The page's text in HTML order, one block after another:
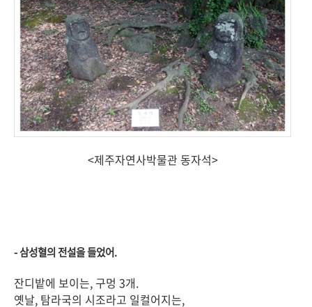
<제주자연사박물관 동자석>
- 삼성혈의 전설을 들었어.
잔디밭에 보이는, 구멍 3개.
옛날, 탐라국의 시조라고 일컬어지는,